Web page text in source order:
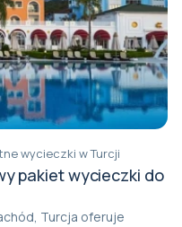
wycieczki w Turcji
pakiet wycieczki do
Turcja oferuje